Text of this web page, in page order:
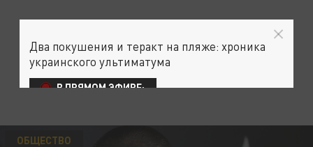
ОБЩЕСТВО
Два покушения и теракт на пляже: хроника
украинского ультиматума
В ПРЯМОМ ЭФИРЕ: